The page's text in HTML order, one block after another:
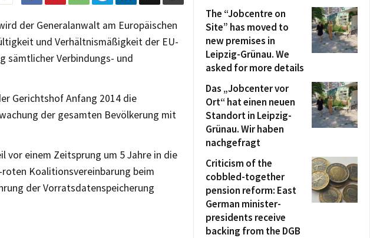
der Generalanwalt am Europäischen
und Verhältnismäßigkeit der EU-
sämtlicher Verbindungs- und
Gerichtshof Anfang 2014 die
der gesamten Bevölkerung mit
vor einem Zeitsprung um 5 Jahre in die
Koalitionsvereinbarung beim
der Vorratsdatenspeicherung
The “Jobcentre on
Site” has moved to
new premises in
Leipzig-Grünau. We
asked for more details
Das „Jobcenter vor
Ort“ hat einen neuen
Standort in Leipzig-
Grünau. Wir haben
nachgefragt
Criticism of the
cobbled-together
pension reform: East
German minister-
presidents receive
backing from the DGB